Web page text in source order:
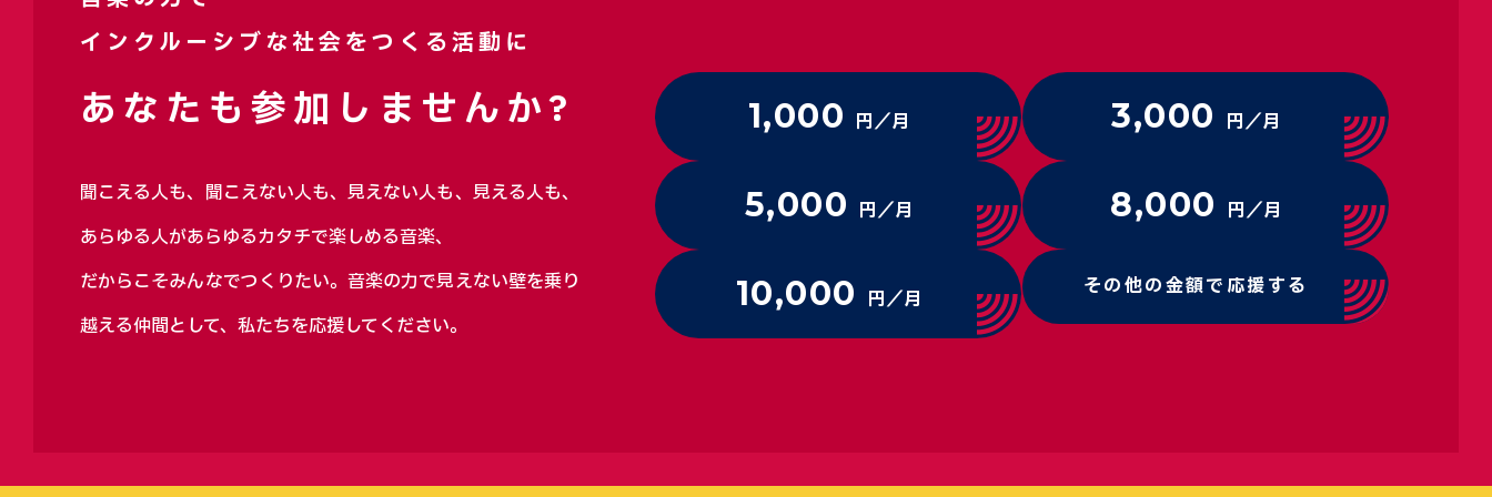
インクルーシブな社会をつくる活動に
あなたも参加しませんか?
聞こえる人も、聞こえない人も、見えない人も、見える人も、
あらゆる人があらゆるカタチで楽しめる音楽、
だからこそみんなでつくりたい。音楽の力で見えない壁を乗り
越える仲間として、私たちを応援してください。
1,000 円／月 3,000 円／月
5,000 円／月 8,000 円／月
10,000 円／月 その他の金額で応援する